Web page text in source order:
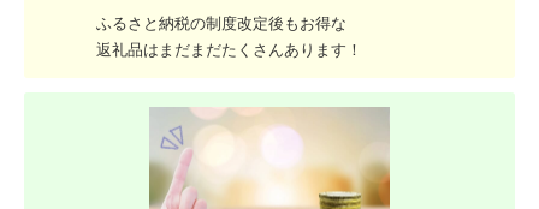
ふるさと納税の制度改定後もお得な
返礼品はまだまだたくさんあります！